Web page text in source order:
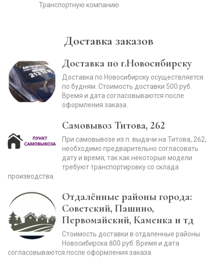
Транспортную компанию
Доставка заказов
Доставка по г.Новосибирску
Доставка по Новосибирску осуществляется
по будням. Стоимость доставки 500 руб.
Время и дата согласовываются после
оформления заказа.
Самовывоз Титова, 262
При самовывозе из п. выдачи на Титова, 262,
необходимо предварительно согласовать
дату и время, так как некоторые модели
требуют транспортировку со склада
производства.
Отдалённые районы города:
Советский, Пашино,
Первомайский, Каменка и тд
Стоимость доставки в отдаленные районы
Новосибирска 800 руб. Время и дата
согласовываются после оформления заказа.